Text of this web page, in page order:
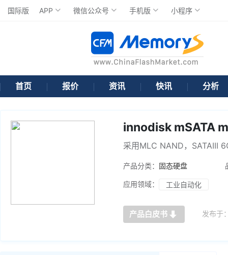
国际版 APP 微信公众号 手机版 小程序
首页 报价 资讯 快讯 分析
innodisk mSATA
采用MLC NAND，SATAIII
产品分类： 固态硬盘
应用领域： 工业自动化
产品白皮书 发布于